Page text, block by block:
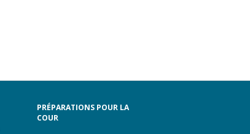
PRÉPARATIONS POUR LA
COUR